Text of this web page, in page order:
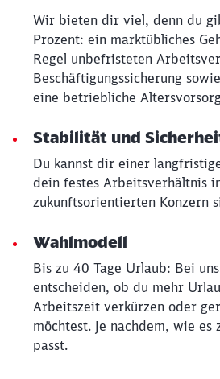
Wir bieten dir viel, denn du
Prozent: ein marktübliches
Regel unbefristeten
Beschäftigungssicherung
eine betriebliche
Stabilität und
Du kannst dir einer
dein festes Arbeitsverhältnis
zukunftsorientierten Konzern
Wahlmodell
Bis zu 40 Tage Urlaub: Bei
entscheiden, ob du mehr
Arbeitszeit verkürzen oder
möchtest. Je nachdem, wie es
passt.
Abbrechen